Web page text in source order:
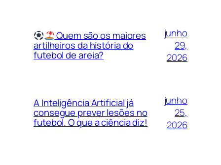
Quem são os maiores
artilheiros da história do
futebol de areia?
junho
29,
2026
A Inteligência Artificial já
consegue prever lesões no
futebol. O que a ciência diz!
junho
25,
2026